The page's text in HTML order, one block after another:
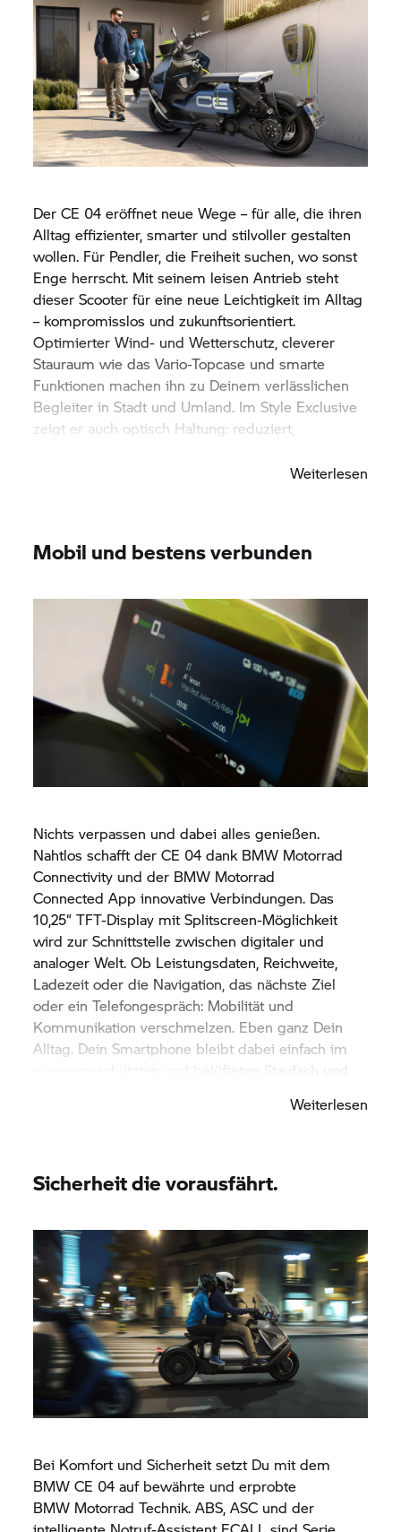
DerCE 04 eröffnet neue Wege – für alle, die ihren
Alltag effizienter, smarter und stilvoller gestalten
wollen. Für Pendler, die Freiheit suchen, wo sonst
Enge herrscht. Mit seinem leisen Antrieb steht
dieser Scooter für eine neue Leichtigkeit im Alltag
– kompromisslos und zukunftsorientiert.
Optimierter Wind- und Wetterschutz, cleverer
Stauraum wie das Vario-Topcase und smarte
Funktionen machen ihn zu Deinem verlässlichen
Begleiter in Stadt und Umland. Im Style Exclusive
zeigt er auch optisch Haltung: reduziert,
Weiterlesen
Mobil und bestens verbunden
Nichts verpassen und dabei alles genießen.
Nahtlos schafft derCE 04 dank BMW Motorrad
Connectivity und der BMW Motorrad
Connected App innovative Verbindungen. Das
10,25“ TFT-Display mit Splitscreen-Möglichkeit
wird zur Schnittstelle zwischen digitaler und
analoger Welt. Ob Leistungsdaten, Reichweite,
Ladezeit oder die Navigation, das nächste Ziel
oder ein Telefongespräch: Mobilität und
Kommunikation verschmelzen. Eben ganz Dein
Alltag. Dein Smartphone bleibt dabei einfach im
wassergeschützten und belüfteten Staufach und
Weiterlesen
Sicherheit die vorausfährt.
Bei Komfort und Sicherheit setzt Du mit dem
BMW CE 04 auf bewährte und erprobte
BMW Motorrad Technik. ABS, ASC und der